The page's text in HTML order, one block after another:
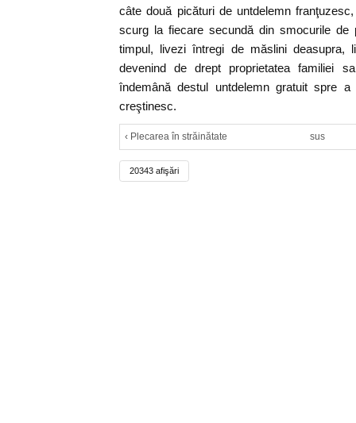
câte două picături de untdelemn
scurg la fiecare secundă din smocurile
timpul, livezi întregi de măslini deasupra,
devenind de drept proprietatea familiei
îndemână destul untdelemn gratuit spre
creştinesc.
‹ Plecarea în străinătate sus
20343 afişări